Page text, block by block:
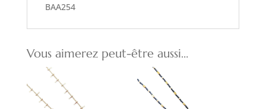
BAA254
Vous aimerez peut-être aussi…